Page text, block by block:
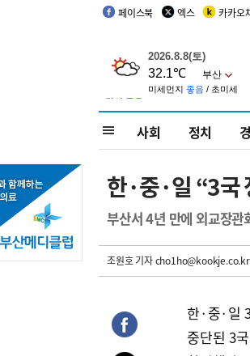
페이스북 엑스 카카오
사회 정치
한·중·일 “3국
부산서 4년 만에 외교장관
조원호 기자cho1ho@kookje.co.kr
한·중·일
중단된 3